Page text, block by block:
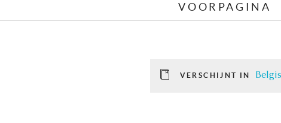
VOORPAGINA
VERSCHIJNT IN